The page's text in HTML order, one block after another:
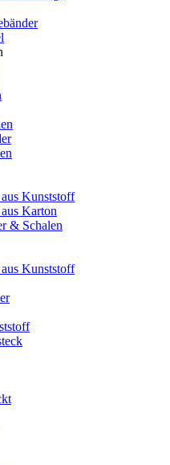
Kunststoff
Karton
& Schalen
Kunststoff